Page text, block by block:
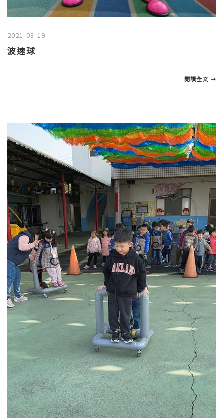
2021-03-19
波速球
閱讀全文